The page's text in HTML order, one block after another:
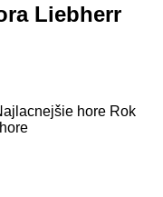
Liebherr
hore Rok